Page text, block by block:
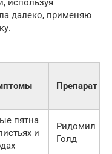
используя
далеко, применяю
Препарат
пятна
и
Ридомил
Голд